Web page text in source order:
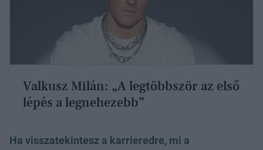
Valkusz Milán: „A legtöbbször az első
lépés a legnehezebb”
Ha visszatekintesz a karrieredre, mi a